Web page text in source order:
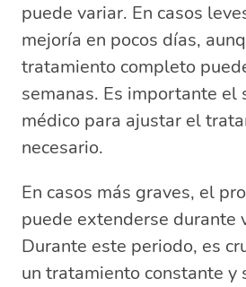
puede variar. En casos
mejoría en pocos días,
tratamiento completo
semanas. Es importante el
médico para ajustar el
necesario.
En casos más graves, el
puede extenderse durante
Durante este periodo, es
un tratamiento constante y